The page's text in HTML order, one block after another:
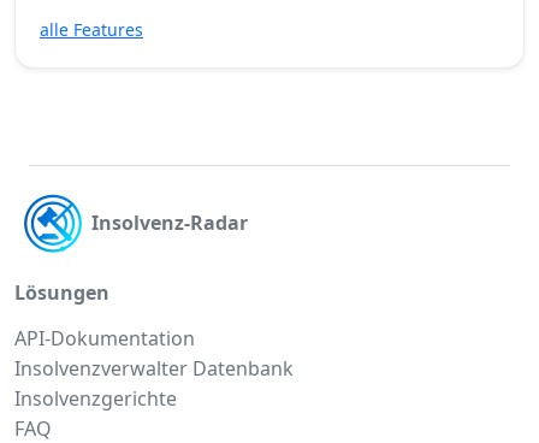
alle Features
Insolvenz-Radar
Lösungen
API-Dokumentation
Insolvenzverwalter Datenbank
Insolvenzgerichte
FAQ